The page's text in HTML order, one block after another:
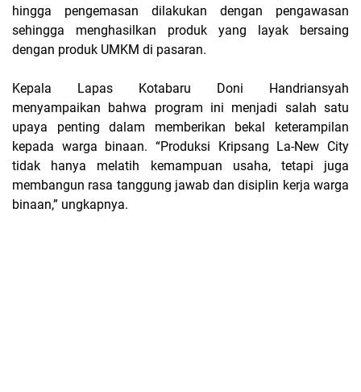
hingga pengemasan dilakukan dengan pengawasan
sehingga menghasilkan produk yang layak bersaing
dengan produk UMKM di pasaran.
Kepala Lapas Kotabaru Doni Handriansyah
menyampaikan bahwa program ini menjadi salah satu
upaya penting dalam memberikan bekal keterampilan
kepada warga binaan. “Produksi Kripsang La-New City
tidak hanya melatih kemampuan usaha, tetapi juga
membangun rasa tanggung jawab dan disiplin kerja warga
binaan,” ungkapnya.